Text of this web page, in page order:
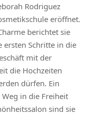
Rodriguez
eröffnet.
berichtet sie
ersten Schritte in die
mit der
die Hochzeiten
dürfen. Ein
in die Freiheit
sind sie